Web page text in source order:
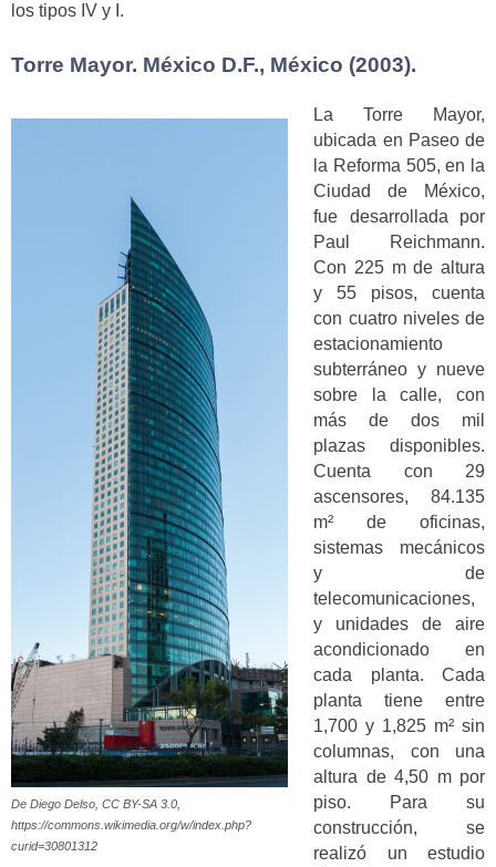
los tipos IV y I.
Torre Mayor. México D.F., México (2003).
De Diego Delso, CC BY-SA 3.0,
https://commons.wikimedia.org/w/index.php?
curid=30801312
La Torre Mayor,
ubicada en Paseo de
la Reforma 505, en la
Ciudad de México,
fue desarrollada por
Paul Reichmann.
Con 225 m de altura
y 55 pisos, cuenta
con cuatro niveles de
estacionamiento
subterráneo y nueve
sobre la calle, con
más de dos mil
plazas disponibles.
Cuenta con 29
ascensores, 84.135
m² de oficinas,
sistemas mecánicos
y de
telecomunicaciones,
y unidades de aire
acondicionado en
cada planta. Cada
planta tiene entre
1,700 y 1,825 m² sin
columnas, con una
altura de 4,50 m por
piso. Para su
construcción, se
realizó un estudio